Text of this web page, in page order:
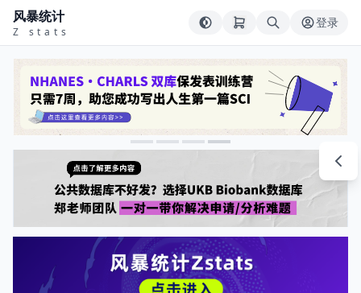
风暴统计
Z stats
登录